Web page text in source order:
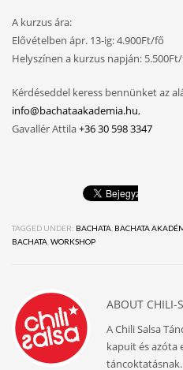
A kurzus ára:
Elővételben ápr. 13-ig: 4.900Ft/fő
Helyszínen a kurzus napján:
Kérdéseddel keress bennünket az
info@bachataakademia.hu,
Gavallér Attila+36 30 598 3347
TAGGED UNDER: BACHATA BACHATA
BACHATA WORKSHOP
ABOUT CHILI-
A Chili Salsa
kapuit és azóta